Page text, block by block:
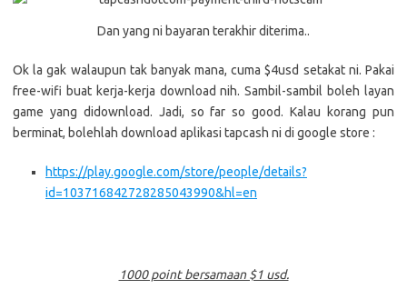
Dan yang ni bayaran terakhir diterima..
Ok la gak walaupun tak banyak mana, cuma $4usd setakat ni. Pakai
free-wifi buat kerja-kerja download nih. Sambil-sambil boleh layan
game yang didownload. Jadi, so far so good. Kalau korang pun
berminat, bolehlah download aplikasi tapcash ni di google store :
https://play.google.com/store/people/details?
id=103716842728285043990&hl=en
1000 point bersamaan $1 usd.